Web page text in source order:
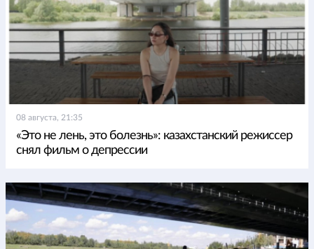
08 августа, 21:35
«Это не лень, это болезнь»: казахстанский режиссер
снял фильм о депрессии